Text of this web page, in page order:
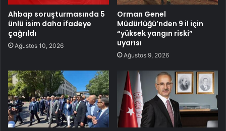
Ahbap soruşturmasında 5
ünlü isim daha ifadeye
çağrıldı
Ağustos 10, 2026
Orman Genel
Müdürlüğü’nden 9 il için
“yüksek yangın riski”
uyarısı
Ağustos 9, 2026